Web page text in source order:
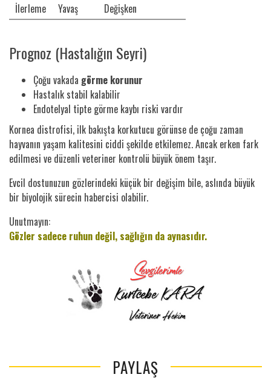
İlerleme
Yavaş Değişken
Prognoz (Hastalığın Seyri)
Çoğu vakada görme korunur
Hastalık stabil kalabilir
Endotelyal tipte görme kaybı riski vardır
Kornea distrofisi, ilk bakışta korkutucu görünse de çoğu zaman
hayvanın yaşam kalitesini ciddi şekilde etkilemez. Ancak erken fark
edilmesi ve düzenli veteriner kontrolü büyük önem taşır.
Evcil dostunuzun gözlerindeki küçük bir değişim bile, aslında büyük
bir biyolojik sürecin habercisi olabilir.
Unutmayın:
Gözler sadece ruhun değil, sağlığın da aynasıdır.
PAYLAŞ